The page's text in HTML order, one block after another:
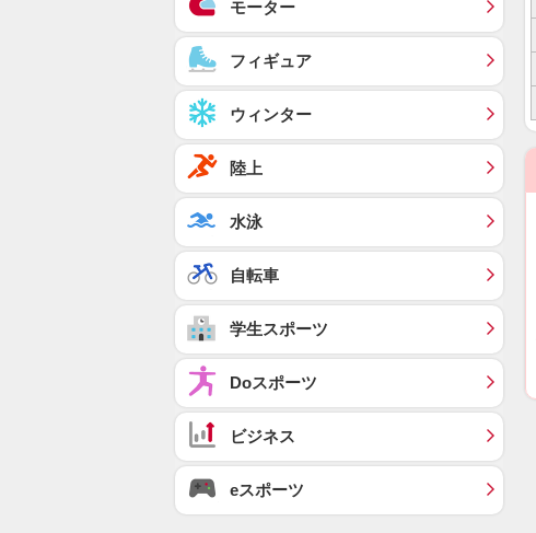
モーター
フィギュア
ウィンター
陸上
水泳
自転車
学生スポーツ
Doスポーツ
ビジネス
eスポーツ